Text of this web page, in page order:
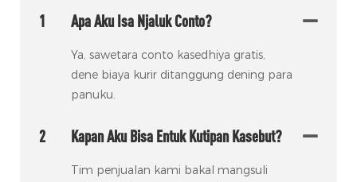
1 Apa Aku Isa Njaluk Conto?
Ya, sawetara conto kasedhiya gratis,
dene biaya kurir ditanggung dening para
panuku.
2 Kapan Aku Bisa Entuk Kutipan Kasebut?
Tim penjualan kami bakal mangsuli